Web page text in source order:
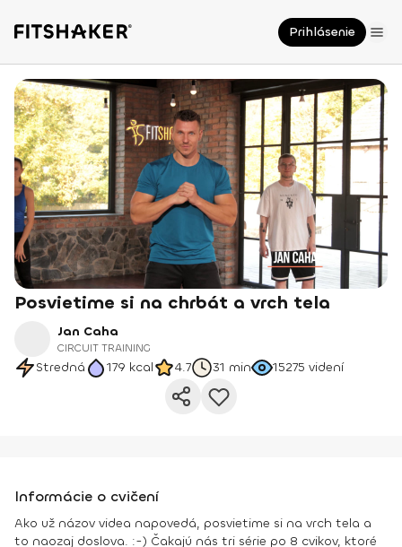
Prihlásenie
Posvietime si na chrbát a vrch tela
Jan Caha
CIRCUIT TRAINING
Stredná 179 kcal 4.7 31 min 15275 videní
Informácie o cvičení
Ako už názov videa napovedá, posvietime si na vrch tela a
to naozaj doslova. :-) Čakajú nás tri série po 8 cvikov, ktoré